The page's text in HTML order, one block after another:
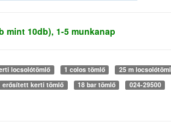
mint 10db), 1-5 munkanap
locsolótömlő 1 colos tömlő
25 m
erősített kerti tömlő 18 bar tömlő
024-29500